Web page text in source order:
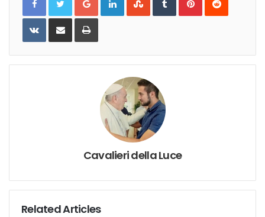
VKontakteShare
Email
Print
Cavalieri della Luce
Related Articles